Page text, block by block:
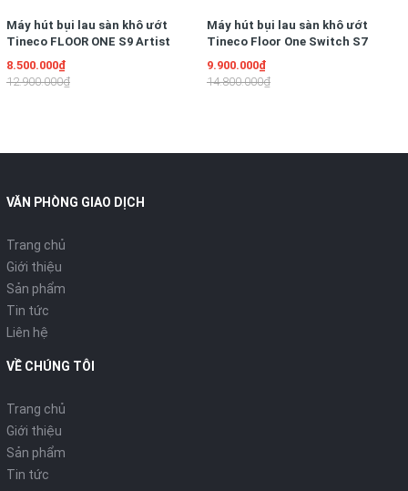
Máy hút bụi lau sàn khô ướt
Tineco FLOOR ONE S9 Artist
Prime
8.500.000₫
12.900.000₫
Máy hút bụi lau sàn khô ướt
Tineco Floor One Switch S7
Stretch
9.900.000₫
14.800.000₫
VĂN PHÒNG GIAO DỊCH
Trang chủ
Giới thiệu
Sản phẩm
Tin tức
Liên hệ
VỀ CHÚNG TÔI
Trang chủ
Giới thiệu
Sản phẩm
Tin tức